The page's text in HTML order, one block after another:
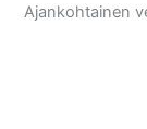
Ajankohtainen